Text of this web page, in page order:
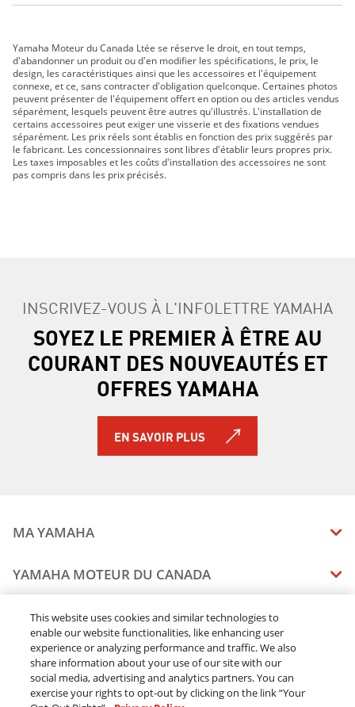
V-Star 650 Classic 2015
Yamaha Moteur du Canada Ltée se réserve le droit, en tout temps,
d'abandonner un produit ou d'en modifier les spécifications, le prix, le
design, les caractéristiques ainsi que les accessoires et l'équipement
connexe, et ce, sans contracter d'obligation quelconque. Certaines photos
peuvent présenter de l'équipement offert en option ou des articles vendus
séparément, lesquels peuvent être autres qu'illustrés. L'installation de
certains accessoires peut exiger une visserie et des fixations vendues
séparément. Les prix réels sont établis en fonction des prix suggérés par
le fabricant. Les concessionnaires sont libres d'établir leurs propres prix.
Les taxes imposables et les coûts d'installation des accessoires ne sont
pas compris dans les prix précisés.
INSCRIVEZ-VOUS À L'INFOLETTRE YAMAHA
SOYEZ LE PREMIER À ÊTRE AU
COURANT DES NOUVEAUTÉS ET
OFFRES YAMAHA
EN SAVOIR PLUS
MA YAMAHA
MANUELS
ÉTAT DES RAPPELS DE VOTRE VÉHICULE
YAMAHA MOTEUR DU CANADA
CARRIERES
RESTONS DEHORS
BLOGUE
CONCESSIONNAIRES
TROUVEZ UN CONCESSIONNAIRE
DEVENEZ CONCESSIONNAIRE
CONCESSIONAIRE ÉLITE
MENTIONS JURIDIQUES
MODALITÉS ET CONDITIONS
COMMANDES EN LIGNE
This website uses cookies and similar technologies to
enable our website functionalities, like enhancing user
experience or analyzing performance and traffic. We also
share information about your use of our site with our
social media, advertising and analytics partners. You can
exercise your rights to opt-out by clicking on the link “Your